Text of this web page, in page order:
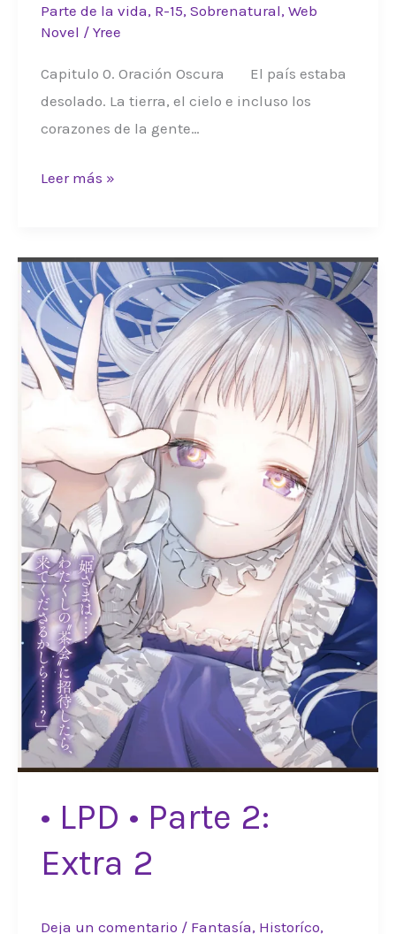
Parte de la vida, R-15, Sobrenatural, Web
Novel / Yree
Capitulo 0. Oración Oscura El país estaba
desolado. La tierra, el cielo e incluso los
corazones de la gente…
•
Parte
3:
Capitulo
0
Leer más »
• LPD • Parte 2:
Extra 2
Deja un comentario / Fantasía, Historíco,